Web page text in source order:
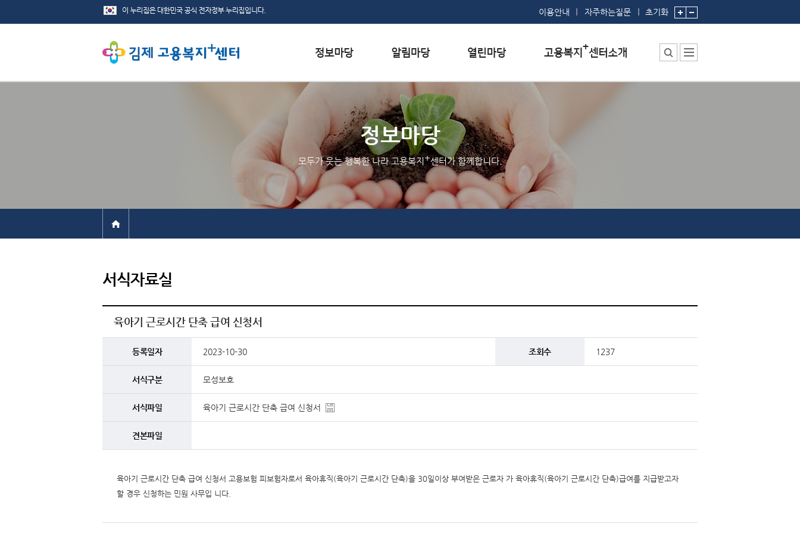
이용안내 자주하는질문 초기화
채용정보
인재정보
관련사이트
행사일정
공지사항
홍보/보도자료실
질문하기
칭찬하기
불친절 신고하기
부서 및 직원소개
시설안내
찾아오시는 길
정보마당
모두가 웃는 행복한 나라 고용복지+센터가 함께합니다.
서식자료실
육아기 근로시간 단축 급여 신청서
등록일자 2023-10-30 조회수 1237
서식구분 모성보호
서식파일 육아기 근로시간 단축 급여 신청서
견본파일
육아기 근로시간 단축 급여 신청서 고용보험 피보험자로서 육아휴직(육아기 근로시간 단축)을 30일이상 부여받은 근로자 가 육아휴직(육아기 근로시간 단축)급여를 지급받고자
할 경우 신청하는 민원 사무입 니다.